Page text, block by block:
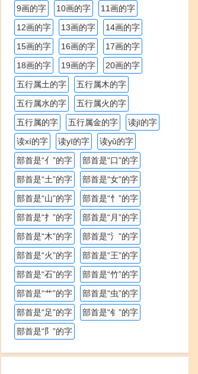
9画的字 10画的字
11画的字
12画的字
13画的字
14画的字
15画的字
16画的字
17画的字
18画的字
19画的字
20画的字
五行属土的字
五行属木的字
五行属水的字
五行属火的字
五行属的字
五行属金的字
读jī的字
读xí的字
读yī的字
读yǔ的字
部首是“亻”的字
部首是“口”的字
部首是“土”的字
部首是“女”的字
部首是“山”的字
部首是“忄”的字
部首是“扌”的字
部首是“月”的字
部首是“木”的字
部首是“氵”的字
部首是“火”的字
部首是“王”的字
部首是“石”的字
部首是“竹”的字
部首是“艹”的字
部首是“虫”的字
部首是“足”的字
部首是“钅”的字
部首是“阝”的字